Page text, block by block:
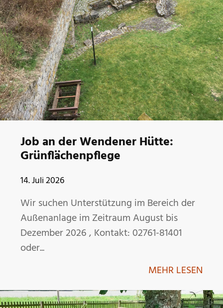
Job an der Wendener Hütte:
Grünflächenpflege
14. Juli 2026
Wir suchen Unterstützung im Bereich der
Außenanlage im Zeitraum August bis
Dezember 2026 , Kontakt: 02761-81401
oder...
MEHR LESEN